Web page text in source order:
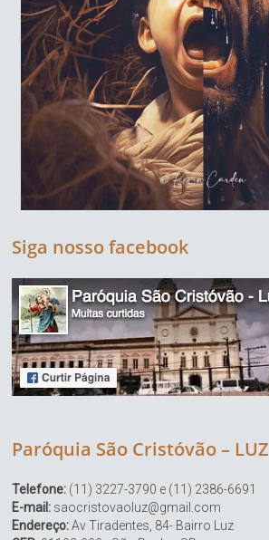
Siga nosso facebook
Paróquia São Cristóvão – LUZ
Telefone: (11) 3227-3790 e (11) 2386-6691
E-mail: saocristovaoluz@gmail.com
Endereço:Av Tiradentes, 84- Bairro Luz